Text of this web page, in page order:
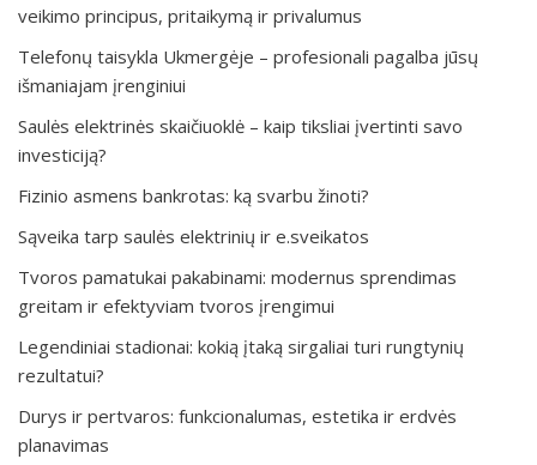
veikimo principus, pritaikymą ir privalumus
Telefonų taisykla Ukmergėje – profesionali pagalba jūsų
išmaniajam įrenginiui
Saulės elektrinės skaičiuoklė – kaip tiksliai įvertinti savo
investiciją?
Fizinio asmens bankrotas: ką svarbu žinoti?
Sąveika tarp saulės elektrinių ir e.sveikatos
Tvoros pamatukai pakabinami: modernus sprendimas
greitam ir efektyviam tvoros įrengimui
Legendiniai stadionai: kokią įtaką sirgaliai turi rungtynių
rezultatui?
Durys ir pertvaros: funkcionalumas, estetika ir erdvės
planavimas